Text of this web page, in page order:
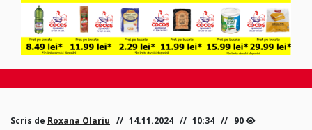
Scris de Roxana Olariu 14.11.2024 10:34 90